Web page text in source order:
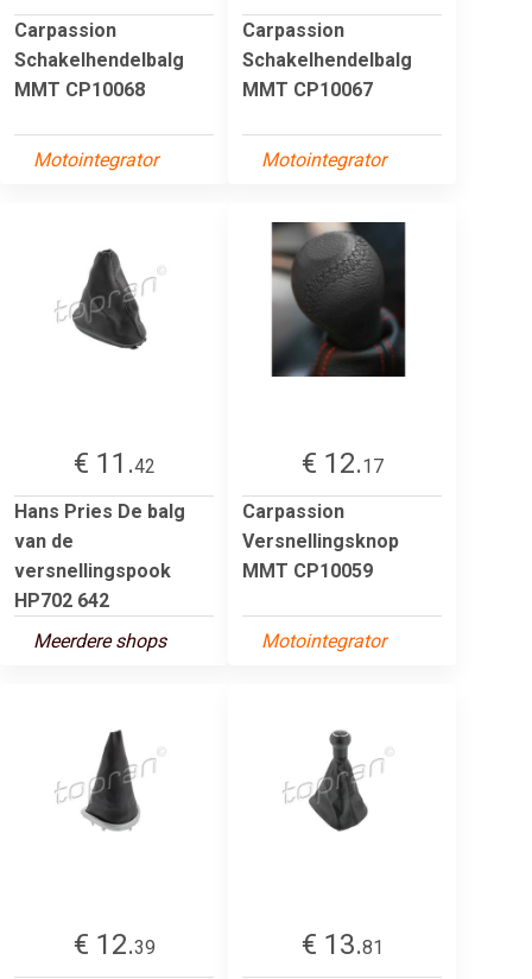
Carpassion
Schakelhendelbalg
MMT CP10068
Motointegrator
Carpassion
Schakelhendelbalg
MMT CP10067
Motointegrator
€ 11.42
Hans Pries De balg
van de
versnellingspook
HP702 642
Meerdere shops
€ 12.17
Carpassion
Versnellingsknop
MMT CP10059
Motointegrator
€ 12.39
€ 13.81